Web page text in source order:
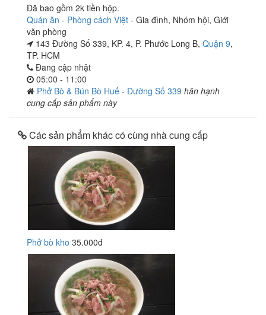
Đã bao gồm 2k tiền hộp.
Quán ăn - Phòng cách Việt - Gia đình, Nhóm hội, Giới
văn phòng
143 Đường Số 339, KP. 4, P. Phước Long B, Quận 9,
TP. HCM
Đang cập nhật
05:00 - 11:00
Phở Bò & Bún Bò Huế - Đường Số 339 hân hạnh
cung cấp sản phẩm này
Các sản phẩm khác có cùng nhà cung cấp
Phở bò kho 35.000đ